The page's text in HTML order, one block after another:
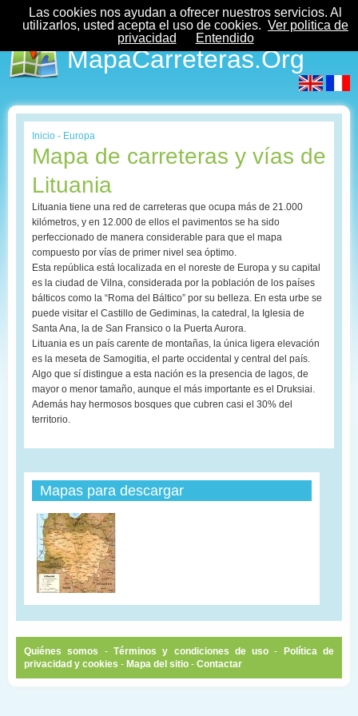
MapaCarreteras.Org
Inicio - Europa
Mapa de carreteras y vías de
Lituania
Lituania tiene una red de carreteras que ocupa más de 21.000
kilómetros, y en 12.000 de ellos el pavimentos se ha sido
perfeccionado de manera considerable para que el mapa
compuesto por vías de primer nivel sea óptimo.
Esta república está localizada en el noreste de Europa y su capital
es la ciudad de Vilna, considerada por la población de los países
bálticos como la “Roma del Báltico” por su belleza. En esta urbe se
puede visitar el Castillo de Gediminas, la catedral, la Iglesia de
Santa Ana, la de San Fransico o la Puerta Aurora.
Lituania es un país carente de montañas, la única ligera elevación
es la meseta de Samogitia, el parte occidental y central del país.
Algo que sí distingue a esta nación es la presencia de lagos, de
mayor o menor tamaño, aunque el más importante es el Druksiai.
Además hay hermosos bosques que cubren casi el 30% del
territorio.
Mapas para descargar
Quiénes somos - Términos y condiciones de uso -
Política de
privacidad y cookies - Mapa del sitio - Contactar
Las cookies nos ayudan a ofrecer nuestros servicios. Al
utilizarlos, usted acepta el uso de cookies. Ver politica de
privacidad
Entendido